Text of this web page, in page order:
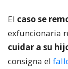
El caso se
exfuncionaria
cuidar a su
consigna el